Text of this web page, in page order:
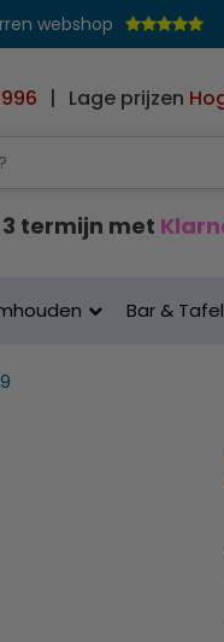
webshop
| Lage prijzen
termijn met
Bar & Tafel